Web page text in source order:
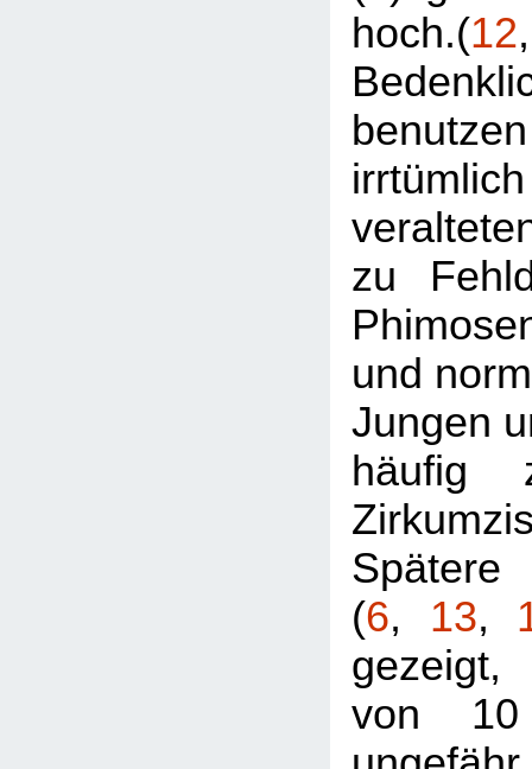
hoch.(12
zu
und
Jungen
häufig
(6, 13,
von